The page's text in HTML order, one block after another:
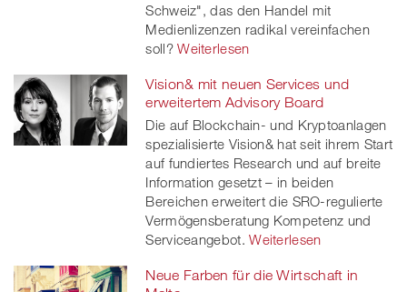
Schweiz", das den Handel mit
Medienlizenzen radikal vereinfachen
soll? Weiterlesen
Vision& mit neuen Services und
erweitertem Advisory Board
Die auf Blockchain- und Kryptoanlagen
spezialisierte Vision& hat seit ihrem Start
auf fundiertes Research und auf breite
Information gesetzt – in beiden
Bereichen erweitert die SRO-regulierte
Vermögensberatung Kompetenz und
Serviceangebot. Weiterlesen
Neue Farben für die Wirtschaft in